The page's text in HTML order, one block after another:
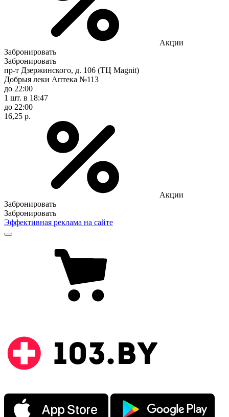
Акции
Забронировать
Забронировать
пр-т Дзержинского, д. 106 (ТЦ Magnit)
Добрыя леки Аптека №113
до 22:00
1 шт. в 18:47
до 22:00
16,25 р.
Акции
Забронировать
Забронировать
Эффективная реклама на сайте